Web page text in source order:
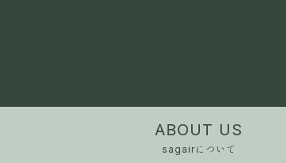
ABOUT US
sagairについて